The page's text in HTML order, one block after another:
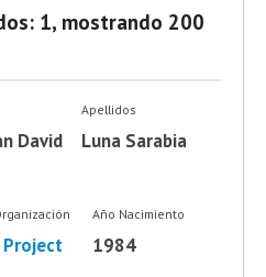
1, mostrando 200
David
Apellidos
Luna Sarabia
Project
Año Nacimiento
1984